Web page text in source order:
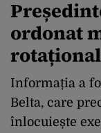
ordonat
Informația a
Belta, care
înlocuiește